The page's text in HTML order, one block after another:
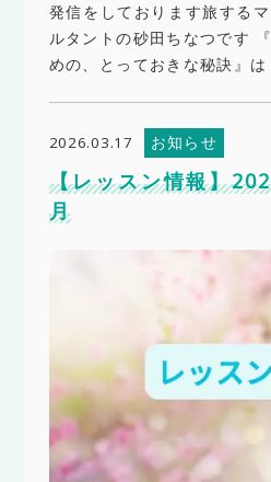
発信をしております旅する
ルタントの砂田ちなつです
めの、とっておきな秘訣』
2026.03.17 お知らせ
【レッスン情報】
月